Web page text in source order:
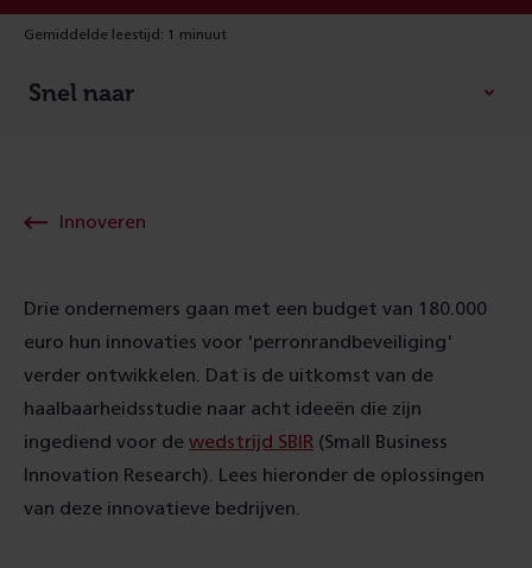
Gemiddelde leestijd: 1 minuut
Snel naar
Innoveren
Drie ondernemers gaan met een budget van 180.000
euro hun innovaties voor 'perronrandbeveiliging'
verder ontwikkelen. Dat is de uitkomst van de
haalbaarheidsstudie naar acht ideeën die zijn
ingediend voor de wedstrijd SBIR (Small Business
Innovation Research). Lees hieronder de oplossingen
van deze innovatieve bedrijven.